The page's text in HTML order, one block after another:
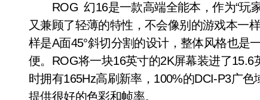
ROG 幻16是一款高端全能本，作为“玩家
又兼顾了轻薄的特性，不会像别的游戏本一
样是A面45°斜切分割的设计，整体风格也是
便。ROG将一块16英寸的2K屏幕装进了
时拥有165Hz高刷新率，100%的DCI-P3广
提供很好的色彩和帧率。